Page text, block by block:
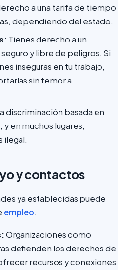
a una tarifa de tiempo
dependiendo del estado.
Tienes derecho a un
y libre de peligros. Si
inseguras en tu trabajo,
sin temor a
discriminación basada en
y en muchos lugares,
ilegal.
y contactos
ya establecidas puede
empleo.
Organizaciones como
defienden los derechos de
recursos y conexiones